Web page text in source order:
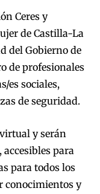
Ceres y
de Castilla-La
del Gobierno de
de profesionales
es sociales,
de seguridad.
y serán
para
para todos los
conocimientos y